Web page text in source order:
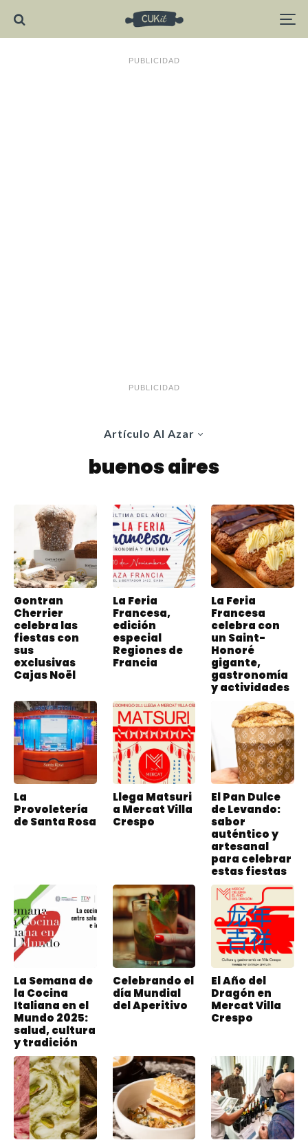
PUBLICIDAD
PUBLICIDAD
Artículo Al Azar
buenos aires
Gontran
Cherrier
celebra las
fiestas con
sus
exclusivas
Cajas Noël
La Feria
Francesa,
edición
especial
Regiones de
Francia
La Feria
Francesa
celebra con
un Saint-
Honoré
gigante,
gastronomía
y actividades
La
Provoletería
de Santa Rosa
Llega Matsuri
a Mercat Villa
Crespo
El Pan Dulce
de Levando:
sabor
auténtico y
artesanal
para celebrar
estas fiestas
La Semana de
la Cocina
Italiana en el
Mundo 2025:
salud, cultura
y tradición
Celebrando el
día Mundial
del Aperitivo
El Año del
Dragón en
Mercat Villa
Crespo